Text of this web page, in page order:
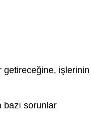
getireceğine, işlerinin
bazı sorunlar